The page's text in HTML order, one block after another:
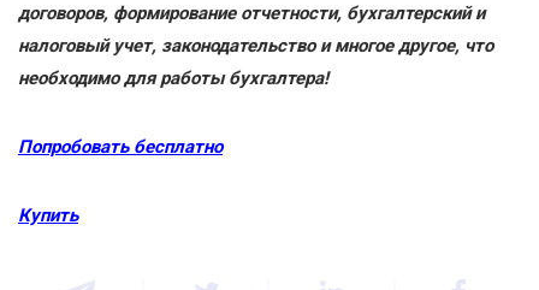
договоров, формирование отчетности, бухгалтерский и
налоговый учет, законодательство и многое другое, что
необходимо для работы бухгалтера!
Попробовать бесплатно
Купить